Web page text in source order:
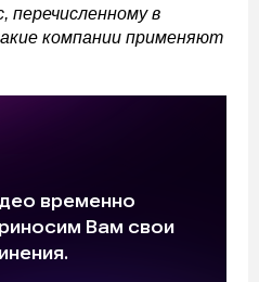
перечисленному в
компании применяют